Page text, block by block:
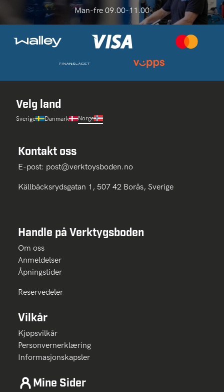
Man-fre 09.00-11.00
Velg land
Sverige Danmark Norge
Kontakt oss
E-post: post@verktoysboden.no
Källbäcksrydsgatan 1, 507 42 Borås, Sverige
Handle på Verktygsboden
Om oss
Anmeldelser
Åpningstider
Reservedeler
Vilkår
Kjøpsvilkår
Personvernerklæring
Informasjonskapsler
Mine Sider